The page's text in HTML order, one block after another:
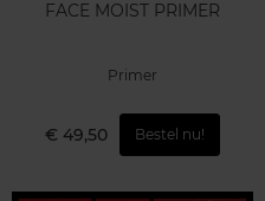
FACE MOIST PRIMER
Primer
€ 49,50 Bestel nu!